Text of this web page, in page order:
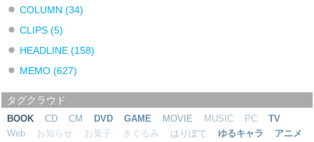
COLUMN(34)
CLIPS(5)
HEADLINE(158)
MEMO(627)
タグクラウド
BOOK CD CM DVD GAME MOVIE MUSIC PC
TV
Web
お知らせ お菓子 きぐるみ はりぼて ゆるキャラ
アニメ